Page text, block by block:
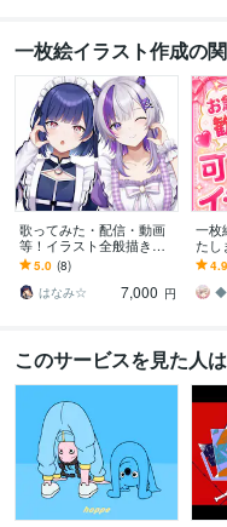
一枚絵イラスト作成の
歌ってみた・配信・動画
等！イラスト全般描きま
す Vtuber・IRIAM・一枚
絵・アイコン・立ち絵・
グッズ
5.0 (8)
はなみ☆
7,000 円
一枚
たし
リジ
お作
4.9
◆
このサービスを見た人